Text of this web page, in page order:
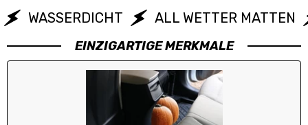
WASSERDICHT ALL WETTER MATTEN
EINZIGARTIGE MERKMALE